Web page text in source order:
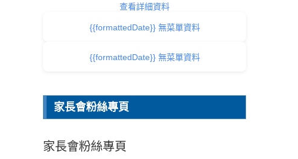
查看詳細資料
{{formattedDate}} 無菜單資料
{{formattedDate}} 無菜單資料
家長會粉絲專頁
家長會粉絲專頁